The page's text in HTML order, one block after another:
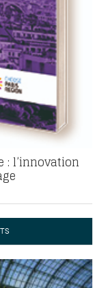
: l’innovation